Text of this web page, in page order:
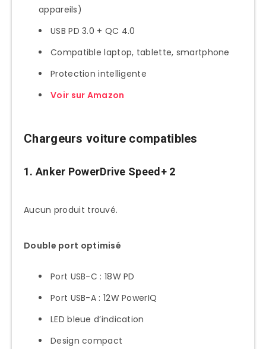
appareils)
USB PD 3.0 + QC 4.0
Compatible laptop, tablette, smartphone
Protection intelligente
Voir sur Amazon
Chargeurs voiture compatibles
1. Anker PowerDrive Speed+ 2
Aucun produit trouvé.
Double port optimisé
Port USB-C : 18W PD
Port USB-A : 12W PowerIQ
LED bleue d’indication
Design compact